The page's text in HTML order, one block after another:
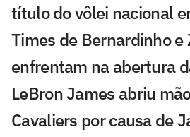
título do vôlei nacional
Times de Bernardinho e
enfrentam na abertura
LeBron James abriu
Cavaliers por causa de